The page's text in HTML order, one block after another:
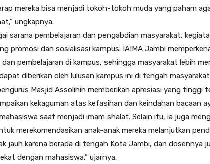
mereka bisa menjadi tokoh-tokoh muda yang paham
ungkapnya.
sarana pembelajaran dan pengabdian masyarakat,
promosi dan sosialisasi kampus. IAIMA Jambi
pembelajaran di kampus, sehingga masyarakat lebih
diberikan oleh lulusan kampus ini di tengah
Masjid Assolihin memberikan apresiasi yang tinggi
kekaguman atas kefasihan dan keindahan bacaan
saat menjadi imam shalat. Selain itu, ia juga
merekomendasikan anak-anak mereka melanjutkan
jauh karena berada di tengah Kota Jambi, dan dosennya
dengan mahasiswa,” ujarnya.